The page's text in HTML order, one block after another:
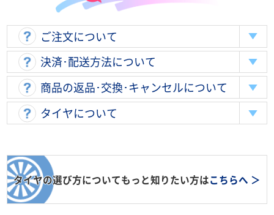
ご注文について
決済･配送方法について
商品の返品･交換･キャンセルについて
タイヤについて
タイヤの選び方についてもっと知りたい方はこちらへ ＞